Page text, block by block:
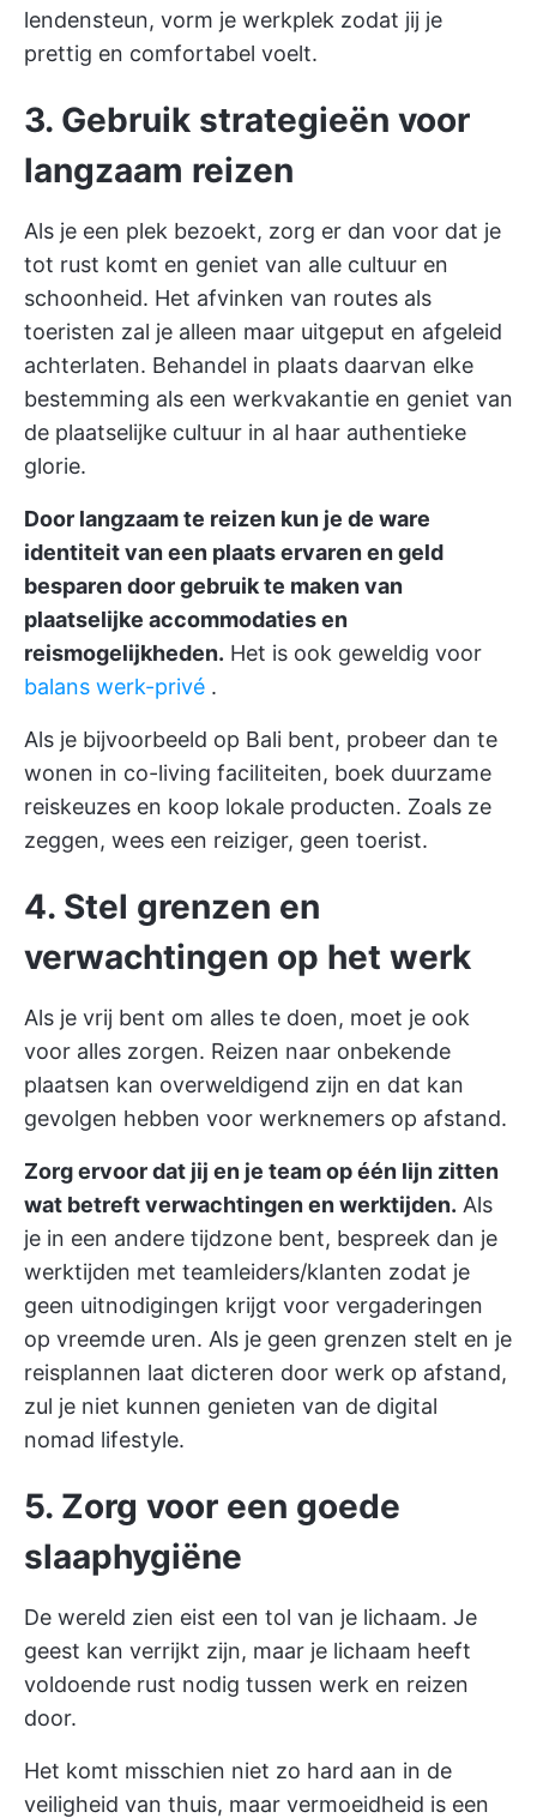
lendensteun, vorm je werkplek zodat jij je
prettig en comfortabel voelt.
3. Gebruik strategieën voor
langzaam reizen
Als je een plek bezoekt, zorg er dan voor dat je
tot rust komt en geniet van alle cultuur en
schoonheid. Het afvinken van routes als
toeristen zal je alleen maar uitgeput en afgeleid
achterlaten. Behandel in plaats daarvan elke
bestemming als een werkvakantie en geniet van
de plaatselijke cultuur in al haar authentieke
glorie.
Door langzaam te reizen kun je de ware
identiteit van een plaats ervaren en geld
besparen door gebruik te maken van
plaatselijke accommodaties en
reismogelijkheden. Het is ook geweldig voor
balans werk-privé .
Als je bijvoorbeeld op Bali bent, probeer dan te
wonen in co-living faciliteiten, boek duurzame
reiskeuzes en koop lokale producten. Zoals ze
zeggen, wees een reiziger, geen toerist.
4. Stel grenzen en
verwachtingen op het werk
Als je vrij bent om alles te doen, moet je ook
voor alles zorgen. Reizen naar onbekende
plaatsen kan overweldigend zijn en dat kan
gevolgen hebben voor werknemers op afstand.
Zorg ervoor dat jij en je team op één lijn zitten
wat betreft verwachtingen en werktijden. Als
je in een andere tijdzone bent, bespreek dan je
werktijden met teamleiders/klanten zodat je
geen uitnodigingen krijgt voor vergaderingen
op vreemde uren. Als je geen grenzen stelt en je
reisplannen laat dicteren door werk op afstand,
zul je niet kunnen genieten van de digital
nomad lifestyle.
5. Zorg voor een goede
slaaphygiëne
De wereld zien eist een tol van je lichaam. Je
geest kan verrijkt zijn, maar je lichaam heeft
voldoende rust nodig tussen werk en reizen
door.
Het komt misschien niet zo hard aan in de
veiligheid van thuis, maar vermoeidheid is een